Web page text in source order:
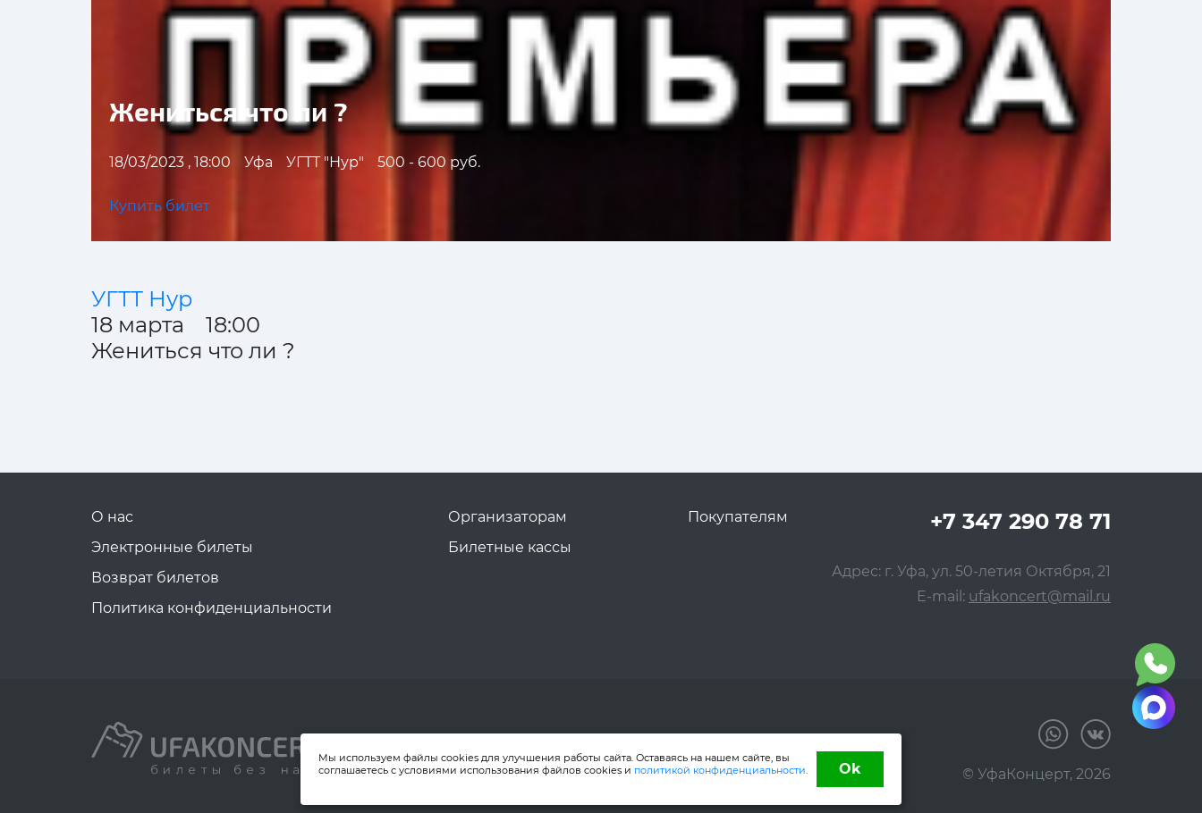
Жениться что ли ?
18/03/2023 , 18:00 Уфа УГТТ "Нур" 500 - 600 руб.
Купить билет
УГТТ Нур
18 марта 18:00
Жениться что ли ?
О нас
Электронные билеты
Возврат билетов
Политика конфиденциальности
Организаторам
Билетные кассы
Покупателям +7 347 290 78 71
Адрес: г. Уфа, ул. 50-летия Октября, 21
E-mail: ufakoncert@mail.ru
© УфаКонцерт, 2026
Мы используем файлы cookies для улучшения работы сайта. Оставаясь на нашем сайте, вы
соглашаетесь с условиями использования файлов cookies и политикой конфиденциальности. Ok